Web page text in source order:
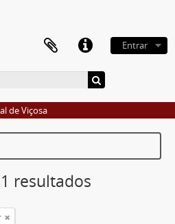
Entrar
de Viçosa
resultados